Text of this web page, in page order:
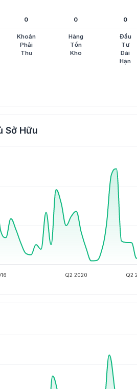
0
0 0
0 0
0
Khoản
Phải
Thu
Hàng
Tồn
Kho
Đầu
Tư
Dài
Hạn
Sở Hữu
Q2 2020 Q2